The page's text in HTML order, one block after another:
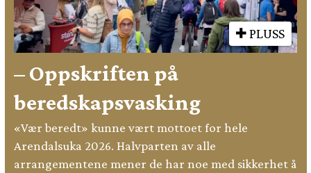
PLUSS
– Oppskriften på
beredskapsvasking
«Vær beredt» kunne vært mottoet for hele
Arendalsuka 2026. Halvparten av alle
arrangementene mener de har noe med sikkerhet å